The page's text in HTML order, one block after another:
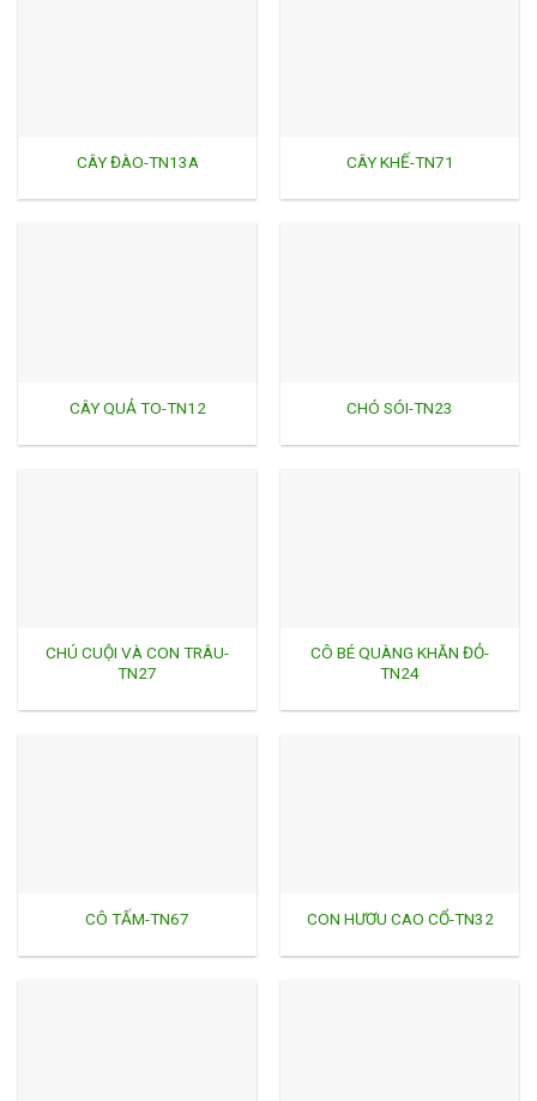
CÂY ĐÀO-TN13A CÂY KHẾ-TN71
CÂY QUẢ TO-TN12 CHÓ SÓI-TN23
CHÚ CUỘI VÀ CON TRÂU-
TN27
CÔ BÉ QUÀNG KHĂN ĐỎ-
TN24
CÔ TẤM-TN67 CON HƯƠU CAO CỔ-TN32